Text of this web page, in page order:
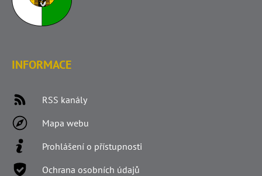
INFORMACE
RSS kanály
Mapa webu
Prohlášení o přístupnosti
Ochrana osobních údajů